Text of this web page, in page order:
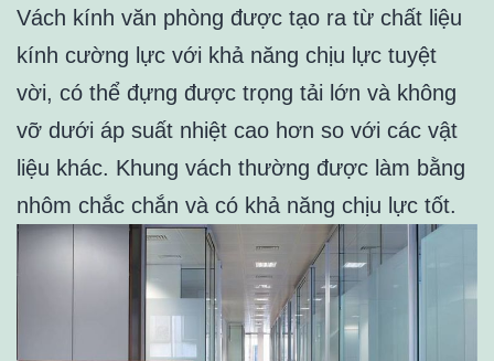
Vách kính văn phòng được tạo ra từ chất liệu
kính cường lực với khả năng chịu lực tuyệt
vời, có thể đựng được trọng tải lớn và không
vỡ dưới áp suất nhiệt cao hơn so với các vật
liệu khác. Khung vách thường được làm bằng
nhôm chắc chắn và có khả năng chịu lực tốt.